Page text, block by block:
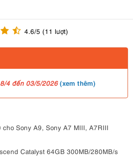
4.6/5 (11 lượt)
4 đến 03/5/2026(xem thêm)
cho Sony A9, Sony A7 MIII, A7RIII
Catalyst 64GB 300MB/280MB/s